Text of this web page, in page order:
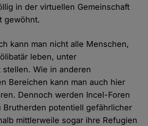
in der virtuellen Gemeinschaft
gewöhnt.
kann man nicht alle Menschen,
leben, unter
stellen. Wie in anderen
Bereichen kann man auch hier
Dennoch werden Incel-Foren
Brutherden potentiell gefährlicher
mittlerweile sogar ihre Refugien